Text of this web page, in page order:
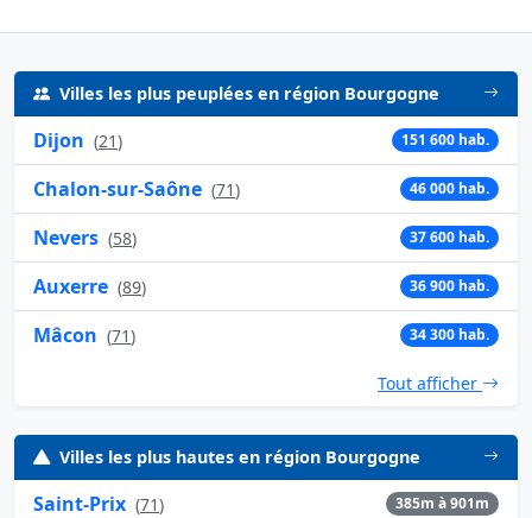
Villes les plus peuplées en région Bourgogne
Dijon (21) 151 600 hab.
Chalon-sur-Saône (71) 46 000 hab.
Nevers (58) 37 600 hab.
Auxerre (89) 36 900 hab.
Mâcon (71) 34 300 hab.
Tout afficher
Villes les plus hautes en région Bourgogne
Saint-Prix (71) 385m à 901m